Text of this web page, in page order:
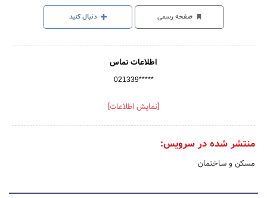
صفحه رسمی دنبال کنید
اطلاعات تماس
021339*****
[نمایش اطلاعات]
منتشر شده در سرویس:
مسکن و ساختمان